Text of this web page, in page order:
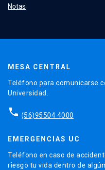
Notas
MESA CENTRAL
Teléfono para comunicarse
Universidad.
phone (56)95504 4000
EMERGENCIAS UC
Teléfono en caso de
riesgo tu vida dentro de